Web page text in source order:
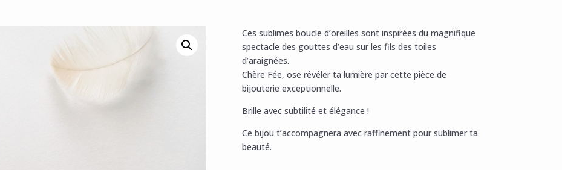
Ces sublimes boucle d’oreilles sont inspirées du magnifique
spectacle des gouttes d’eau sur les fils des toiles
d’araignées.
Chère Fée, ose révéler ta lumière par cette pièce de
bijouterie exceptionnelle.
Brille avec subtilité et élégance !
Ce bijou t’accompagnera avec raffinement pour sublimer ta
beauté.